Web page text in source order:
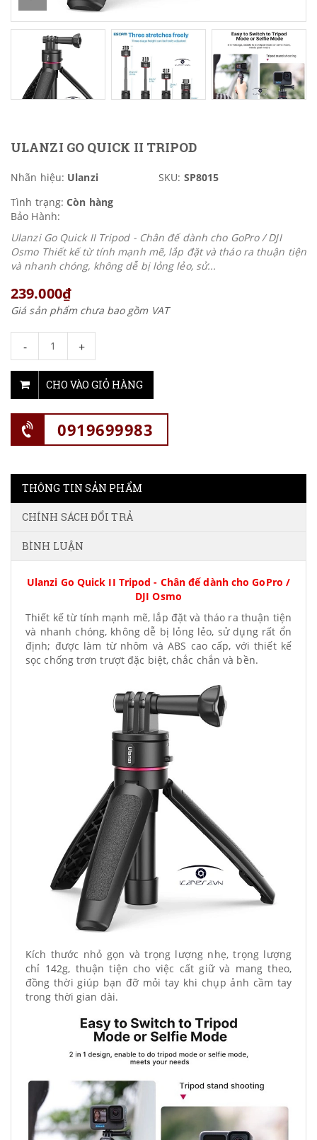
ULANZI GO QUICK II TRIPOD
Nhãn hiệu: Ulanzi SKU: SP8015
Tình trạng: Còn hàng
Bảo Hành:
Ulanzi Go Quick II Tripod - Chân đế dành cho GoPro / DJI
Osmo Thiết kế từ tính mạnh mẽ, lắp đặt và tháo ra thuận tiện
và nhanh chóng, không dễ bị lỏng lẻo, sử...
239.000₫
Giá sản phẩm chưa bao gồm VAT
- +
CHO VÀO GIỎ HÀNG
0919699983
THÔNG TIN SẢN PHẨM
CHÍNH SÁCH ĐỔI TRẢ
BÌNH LUẬN
Ulanzi Go Quick II Tripod - Chân đế dành cho GoPro /
DJI Osmo
Thiết kế từ tính mạnh mẽ, lắp đặt và tháo ra thuận tiện
và nhanh chóng, không dễ bị lỏng lẻo, sử dụng rất ổn
định; được làm từ nhôm và ABS cao cấp, với thiết kế
sọc chống trơn trượt đặc biệt, chắc chắn và bền.
Kích thước nhỏ gọn và trọng lượng nhẹ, trọng lượng
chỉ 142g, thuận tiện cho việc cất giữ và mang theo,
đồng thời giúp bạn đỡ mỏi tay khi chụp ảnh cầm tay
trong thời gian dài.